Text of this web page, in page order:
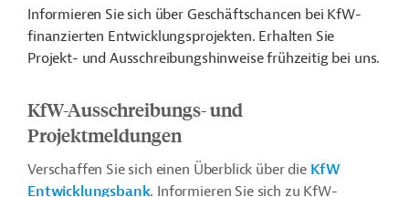
Informieren Sie sich über Geschäftschancen bei KfW-
finanzierten Entwicklungsprojekten. Erhalten Sie
Projekt- und Ausschreibungshinweise frühzeitig bei uns.
KfW-Ausschreibungs- und
Projektmeldungen
Verschaffen Sie sich einen Überblick über die KfW
Entwicklungsbank. Informieren Sie sich zu KfW-